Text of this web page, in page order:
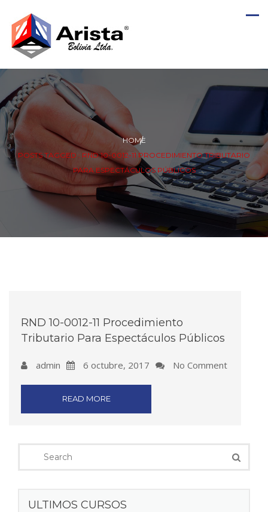
HOME
POSTS TAGGED : RND 10-0012-11 PROCEDIMIENTO TRIBUTARIO
PARA ESPECTÁCULOS PÚBLICOS
RND 10-0012-11 Procedimiento
Tributario Para Espectáculos Públicos
admin 6 octubre, 2017 No Comment
READ MORE
ULTIMOS CURSOS